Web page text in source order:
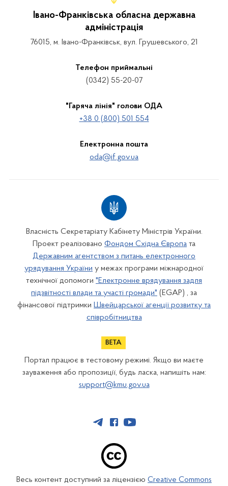
Івано-Франківська обласна державна
адміністрація
76015, м. Івано-Франківськ, вул. Грушевського, 21
Телефон приймальні
(0342) 55-20-07
"Гаряча лінія" голови ОДА
+38 0 (800) 501 554
Електронна пошта
oda@if.gov.ua
Власність Секретаріату Кабінету Міністрів України.
Проект реалізовано Фондом Східна Європа та
Державним агентством з питань електронного
урядування України у межах програми міжнародної
технічної допомоги "Електронне врядування задля
підзвітності влади та участі громади" (EGAP) , за
фінансової підтримки Швейцарської агенції розвитку та
співробітництва
Портал працює в тестовому режимі. Якщо ви маєте
зауваження або пропозиції, будь ласка, напишіть нам:
support@kmu.gov.ua
Весь контент доступний за ліцензією Creative Commons